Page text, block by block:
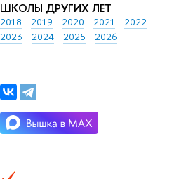
ШКОЛЫ ДРУГИХ ЛЕТ
2018 2019 2020 2021
2022
2023
2024 2025 2026